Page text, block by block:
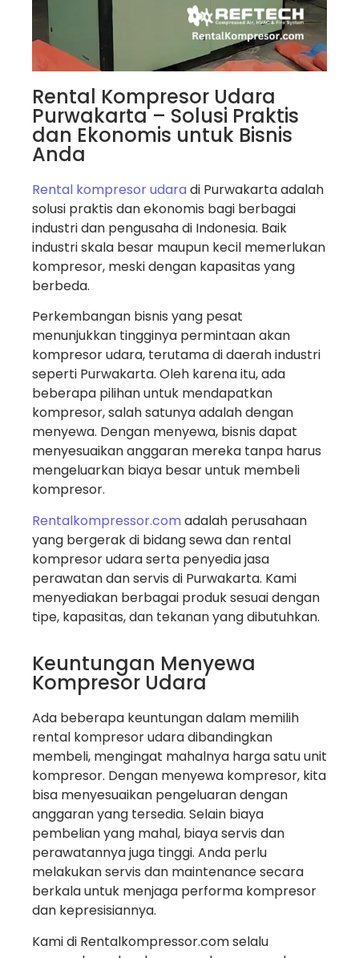
Rental Kompresor Udara
Purwakarta – Solusi Praktis
dan Ekonomis untuk Bisnis
Anda
Rental kompresor udara di Purwakarta adalah
solusi praktis dan ekonomis bagi berbagai
industri dan pengusaha di Indonesia. Baik
industri skala besar maupun kecil memerlukan
kompresor, meski dengan kapasitas yang
berbeda.
Perkembangan bisnis yang pesat
menunjukkan tingginya permintaan akan
kompresor udara, terutama di daerah industri
seperti Purwakarta. Oleh karena itu, ada
beberapa pilihan untuk mendapatkan
kompresor, salah satunya adalah dengan
menyewa. Dengan menyewa, bisnis dapat
menyesuaikan anggaran mereka tanpa harus
mengeluarkan biaya besar untuk membeli
kompresor.
Rentalkompressor.com adalah perusahaan
yang bergerak di bidang sewa dan rental
kompresor udara serta penyedia jasa
perawatan dan servis di Purwakarta. Kami
menyediakan berbagai produk sesuai dengan
tipe, kapasitas, dan tekanan yang dibutuhkan.
Keuntungan Menyewa
Kompresor Udara
Ada beberapa keuntungan dalam memilih
rental kompresor udara dibandingkan
membeli, mengingat mahalnya harga satu unit
kompresor. Dengan menyewa kompresor, kita
bisa menyesuaikan pengeluaran dengan
anggaran yang tersedia. Selain biaya
pembelian yang mahal, biaya servis dan
perawatannya juga tinggi. Anda perlu
melakukan servis dan maintenance secara
berkala untuk menjaga performa kompresor
dan kepresisiannya.
Kami di Rentalkompressor.com selalu